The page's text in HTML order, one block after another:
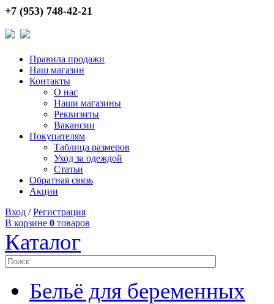
+7 (953) 748-42-21
Правила продажи
Наш магазин
Контакты
О нас
Наши магазины
Реквизиты
Вакансии
Покупателям
Таблица размеров
Уход за одеждой
Статьи
Обратная связь
Акции
Вход /Регистрация
В корзине 0 товаров
Каталог
Бельё для беременных